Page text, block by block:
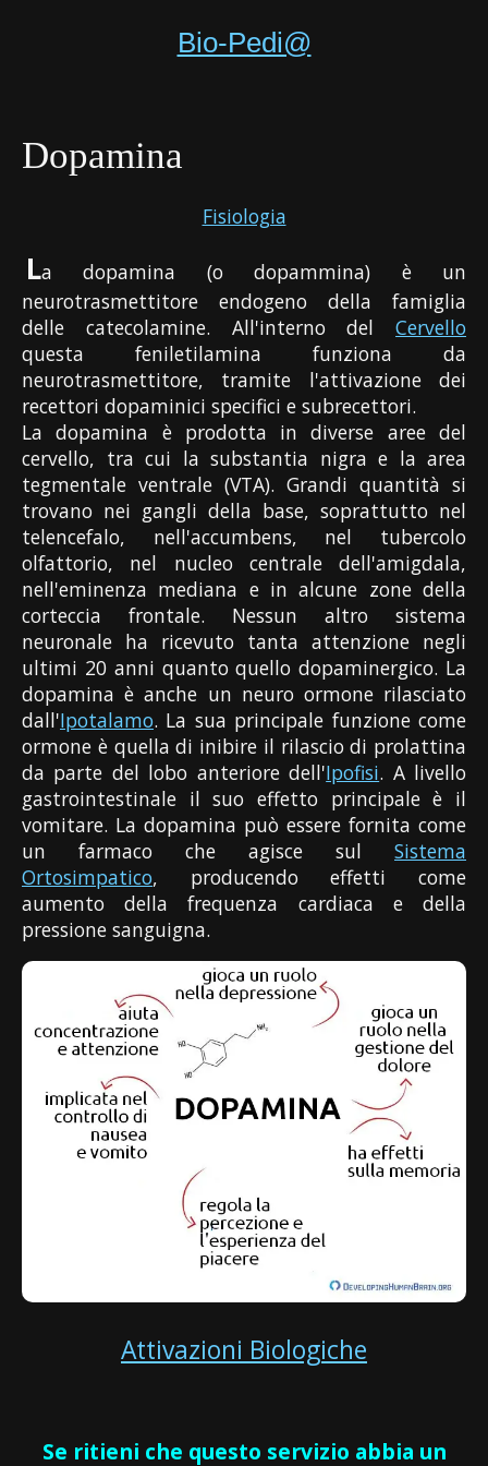
Bio-Pedi@
Dopamina
Fisiologia
La dopamina (o dopammina) è un
neurotrasmettitore endogeno della famiglia
delle catecolamine. All'interno del Cervello
questa feniletilamina funziona da
neurotrasmettitore, tramite l'attivazione dei
recettori dopaminici specifici e subrecettori.
La dopamina è prodotta in diverse aree del
cervello, tra cui la substantia nigra e la area
tegmentale ventrale (VTA). Grandi quantità si
trovano nei gangli della base, soprattutto nel
telencefalo, nell'accumbens, nel tubercolo
olfattorio, nel nucleo centrale dell'amigdala,
nell'eminenza mediana e in alcune zone della
corteccia frontale. Nessun altro sistema
neuronale ha ricevuto tanta attenzione negli
ultimi 20 anni quanto quello dopaminergico. La
dopamina è anche un neuro ormone rilasciato
dall'Ipotalamo. La sua principale funzione come
ormone è quella di inibire il rilascio di prolattina
da parte del lobo anteriore dell'Ipofisi. A livello
gastrointestinale il suo effetto principale è il
vomitare. La dopamina può essere fornita come
un farmaco che agisce sul Sistema
Ortosimpatico, producendo effetti come
aumento della frequenza cardiaca e della
pressione sanguigna.
Attivazioni Biologiche
Se ritieni che questo servizio abbia un